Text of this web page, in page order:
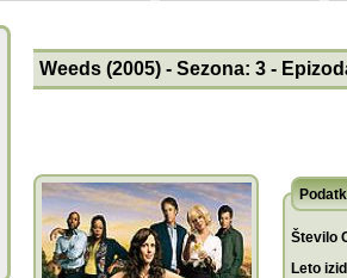
Weeds (2005) - Sezona: 3 -
Število
Leto